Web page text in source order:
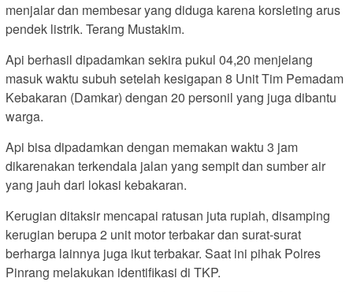
menjalar dan membesar yang diduga karena korsleting arus
pendek listrik. Terang Mustakim.
Api berhasil dipadamkan sekira pukul 04,20 menjelang
masuk waktu subuh setelah kesigapan 8 Unit Tim Pemadam
Kebakaran (Damkar) dengan 20 personil yang juga dibantu
warga.
Api bisa dipadamkan dengan memakan waktu 3 jam
dikarenakan terkendala jalan yang sempit dan sumber air
yang jauh dari lokasi kebakaran.
Kerugian ditaksir mencapai ratusan juta rupiah, disamping
kerugian berupa 2 unit motor terbakar dan surat-surat
berharga lainnya juga ikut terbakar. Saat ini pihak Polres
Pinrang melakukan identifikasi di TKP.